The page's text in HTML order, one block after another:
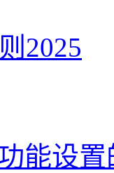
2025
能设